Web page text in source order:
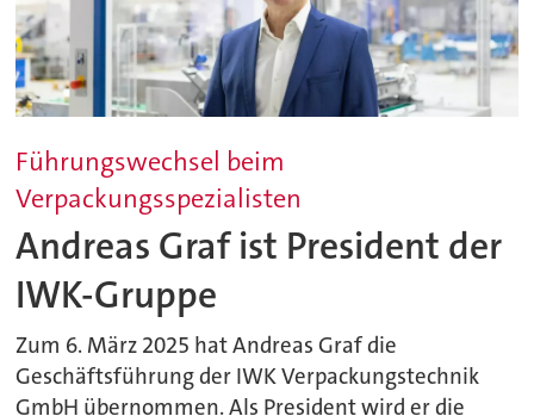
Führungswechsel beim
Verpackungsspezialisten
Andreas Graf ist President der
IWK-Gruppe
Zum 6. März 2025 hat Andreas Graf die
Geschäftsführung der IWK Verpackungstechnik
GmbH übernommen. Als President wird er die